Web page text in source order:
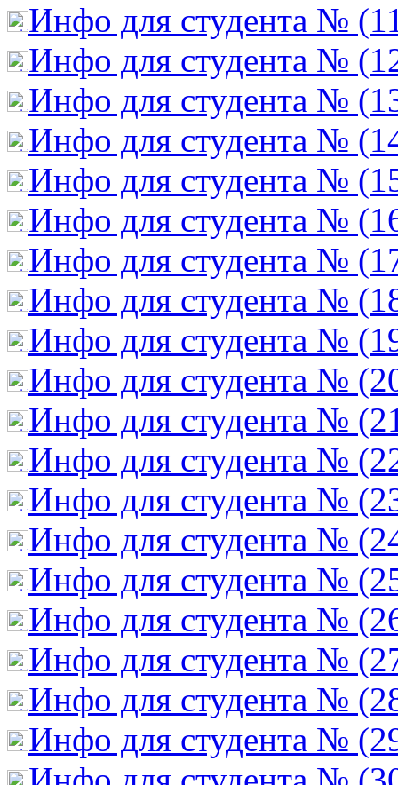
Инфо для студента №
Инфо для студента №
Инфо для студента №
Инфо для студента №
Инфо для студента №
Инфо для студента №
Инфо для студента №
Инфо для студента №
Инфо для студента №
Инфо для студента №
Инфо для студента №
Инфо для студента №
Инфо для студента №
Инфо для студента №
Инфо для студента №
Инфо для студента №
Инфо для студента №
Инфо для студента №
Инфо для студента №